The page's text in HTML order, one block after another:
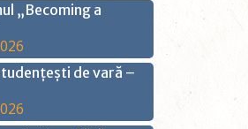
„Becoming a
de vară –